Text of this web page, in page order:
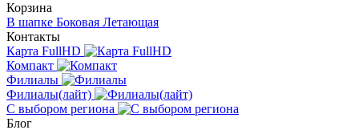
Корзина
В шапке Боковая Летающая
Контакты
Карта FullHD
Компакт
Филиалы
Филиалы(лайт)
С выбором региона
Блог